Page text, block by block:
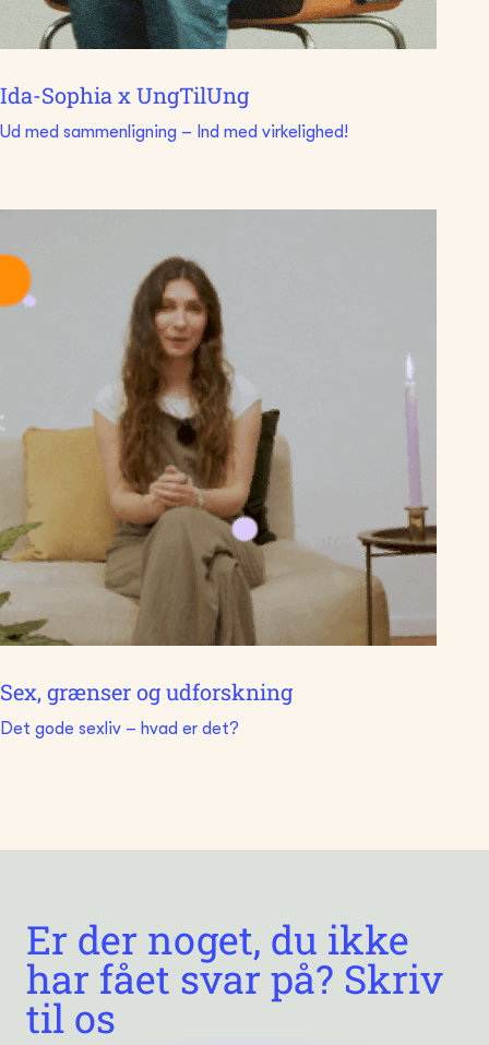
Ida-Sophia x UngTilUng
Ud med sammenligning – Ind med virkelighed!
Sex, grænser og udforskning
Det gode sexliv – hvad er det?
Er der noget, du ikke
har fået svar på? Skriv
til os